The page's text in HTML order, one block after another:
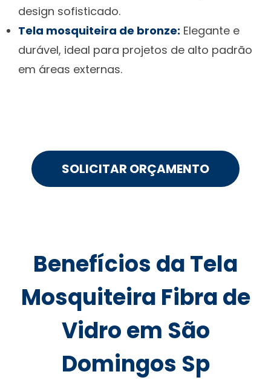
design sofisticado.
Tela mosquiteira de bronze: Elegante e
durável, ideal para projetos de alto padrão
em áreas externas.
SOLICITAR ORÇAMENTO
Benefícios da Tela
Mosquiteira Fibra de
Vidro em São
Domingos Sp